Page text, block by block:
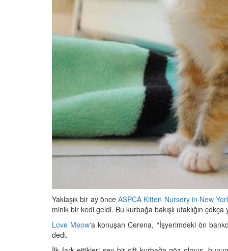
Yaklaşık bir ay önceASPCA Kitten Nursery in New
minik bir kedi geldi. Bu kurbağa bakışlı ufaklığın çokça
Love Meow‘a konuşan Cerena, “İşyerimdeki ön
dedi.
Kedilerin Kutsal
Dünyası
05.10.2025
Kediler Neden
Yolculuk
03.10.2025